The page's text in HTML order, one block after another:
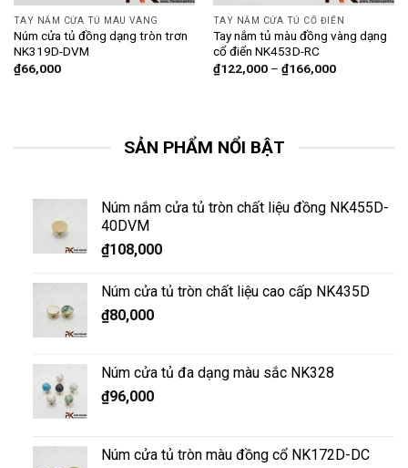
TAY NẮM CỬA TỦ MÀU VÀNG
Núm cửa tủ đồng dạng tròn trơn
NK319D-DVM
₫66,000
TAY NẮM CỬA TỦ CỔ ĐIỂN
Tay nắm tủ màu đồng vàng dạng
cổ điển NK453D-RC
₫122,000– ₫166,000
SẢN PHẨM NỔI BẬT
Núm nắm cửa tủ tròn chất liệu đồng NK455D-
40DVM
₫108,000
Núm cửa tủ tròn chất liệu cao cấp NK435D
₫80,000
Núm cửa tủ đa dạng màu sắc NK328
₫96,000
Núm cửa tủ tròn màu đồng cổ NK172D-DC